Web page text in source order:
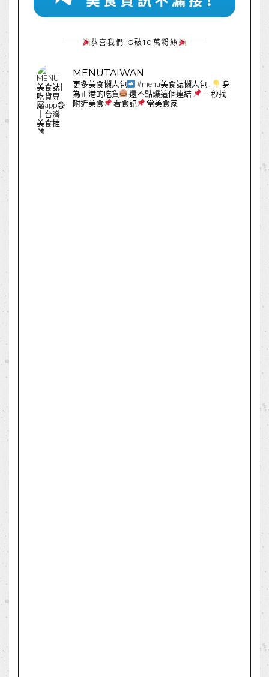
恭喜我們IG破10萬粉絲
MENUTAIWAN
更多美食懶人包 #menu美食誌懶人包 .
身
為正港的吃貨
還不點爆這個連結
一秒找
附近美食
看食記 當美食家